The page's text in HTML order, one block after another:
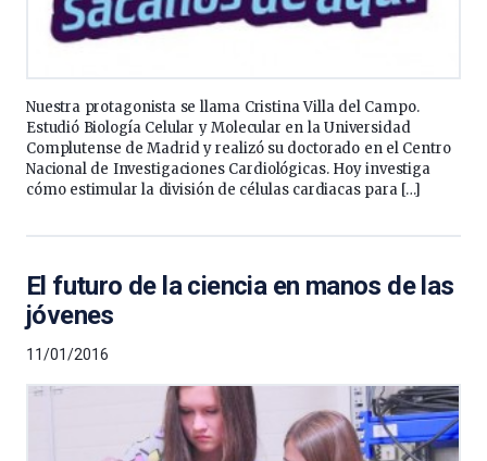
Nuestra protagonista se llama Cristina Villa del Campo.
Estudió Biología Celular y Molecular en la Universidad
Complutense de Madrid y realizó su doctorado en el Centro
Nacional de Investigaciones Cardiológicas. Hoy investiga
cómo estimular la división de células cardiacas para […]
El futuro de la ciencia en manos de las
jóvenes
11/01/2016